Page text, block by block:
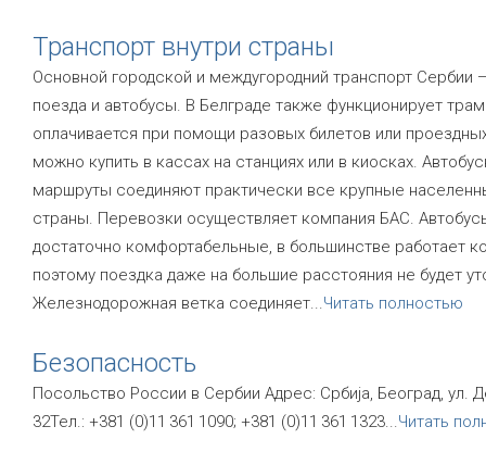
Транспорт внутри страны
Основной городской и междугородний транспорт Сербии
поезда и автобусы. В Белграде также функционирует
оплачивается при помощи разовых билетов или
можно купить в кассах на станциях или в киосках.
маршруты соединяют практически все крупные
страны. Перевозки осуществляет компания БАС.
достаточно комфортабельные, в большинстве работает
поэтому поездка даже на большие расстояния не будет
Железнодорожная ветка соединяет...Читать полностью
Безопасность
Посольство России в Сербии Адрес: Србија, Београд, ул.
32Тел.: +381 (0)11 361 1090; +381 (0)11 361 1323...Читать